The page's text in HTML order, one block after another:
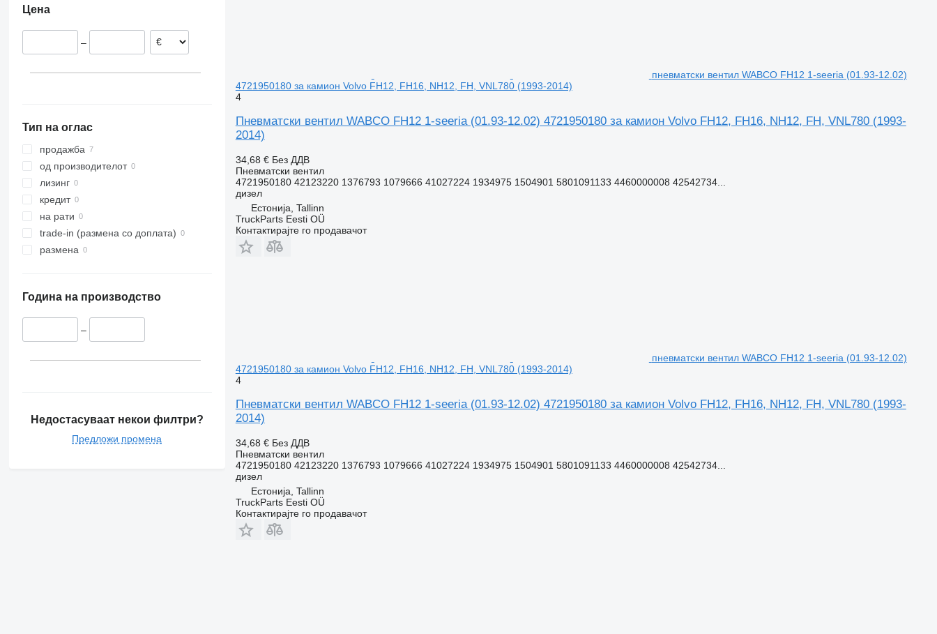
Цена
–
Тип на оглас
продажба
од производителот
лизинг
кредит
на рати
trade-in (размена со доплата)
размена
Година на производство
–
Недостасуваат некои филтри?
Предложи промена
пневматски вентил WABCO FH12 1-seeria (01.93-12.02)
4721950180 за камион Volvo FH12, FH16, NH12, FH, VNL780 (1993-2014)
4
Пневматски вентил WABCO FH12 1-seeria (01.93-12.02) 4721950180 за камион Volvo FH12, FH16, NH12, FH, VNL780 (1993-
2014)
34,68 € Без ДДВ
Пневматски вентил
4721950180 42123220 1376793 1079666 41027224 1934975 1504901 5801091133 4460000008 42542734...
дизел
Естонија, Tallinn
TruckParts Eesti OÜ
Контактирајте го продавачот
пневматски вентил WABCO FH12 1-seeria (01.93-12.02)
4721950180 за камион Volvo FH12, FH16, NH12, FH, VNL780 (1993-2014)
4
Пневматски вентил WABCO FH12 1-seeria (01.93-12.02) 4721950180 за камион Volvo FH12, FH16, NH12, FH, VNL780 (1993-
2014)
34,68 € Без ДДВ
Пневматски вентил
4721950180 42123220 1376793 1079666 41027224 1934975 1504901 5801091133 4460000008 42542734...
дизел
Естонија, Tallinn
TruckParts Eesti OÜ
Контактирајте го продавачот